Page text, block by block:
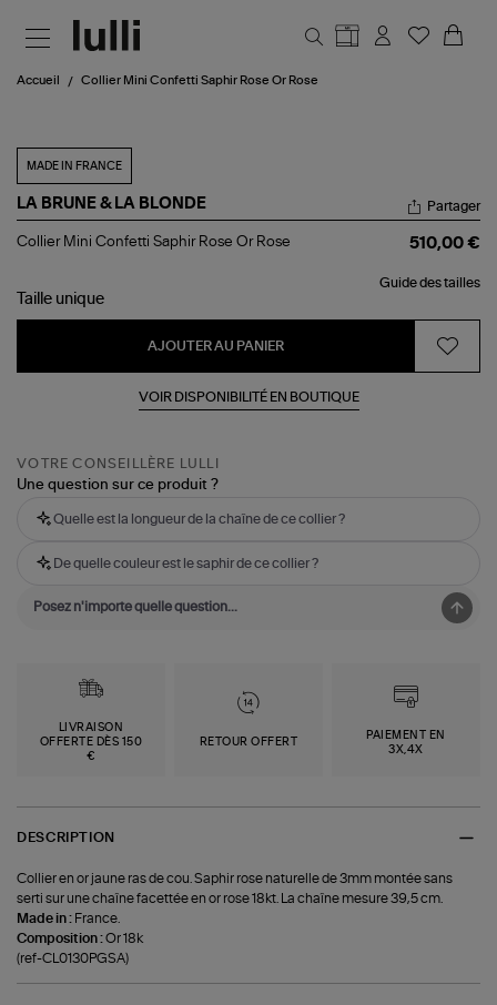
Accueil Collier Mini Confetti Saphir Rose Or Rose
MADE IN FRANCE
LA BRUNE & LA BLONDE
Collier
Saphir
Rose
Partager
Collier Mini Confetti Saphir Rose Or Rose 510,00 €
Guide des tailles
Taille unique
AJOUTER AU PANIER
VOIR DISPONIBILITÉ EN BOUTIQUE
VOTRE CONSEILLÈRE LULLI
Une question sur ce produit ?
Quelle est la longueur de la chaîne de ce collier ?
De quelle couleur est le saphir de ce collier ?
LIVRAISON
OFFERTE DÈS 150
€
RETOUR OFFERT
PAIEMENT EN
3X,4X
DESCRIPTION
Collier en or jaune ras de cou. Saphir rose naturelle de 3mm montée sans
serti sur une chaîne facettée en or rose 18kt. La chaîne mesure 39,5 cm.
Made in : France.
Composition :Or 18k
(ref-CL0130PGSA)